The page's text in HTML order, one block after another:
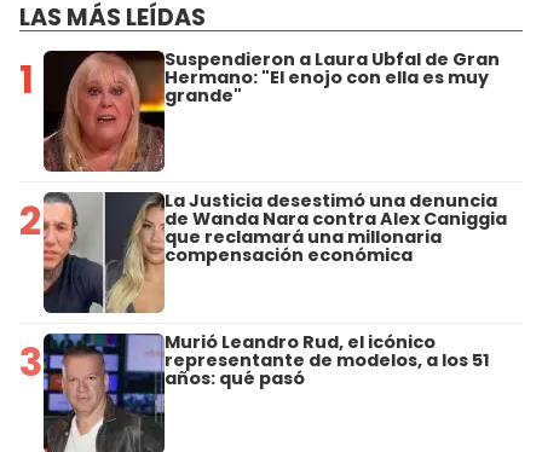
LAS MÁS LEÍDAS
1 Suspendieron a Laura Ubfal de Gran
Hermano: "El enojo con ella es muy
grande"
2 La Justicia desestimó una denuncia
de Wanda Nara contra Alex Caniggia
que reclamará una millonaria
compensación económica
3 Murió Leandro Rud, el icónico
representante de modelos, a los 51
años: qué pasó